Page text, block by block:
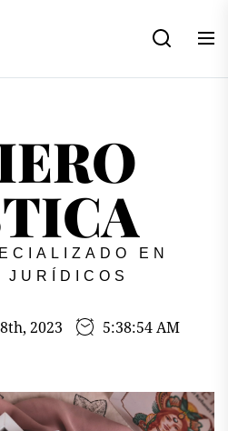
EN
JURÍDICOS
2023 5:38:54 AM